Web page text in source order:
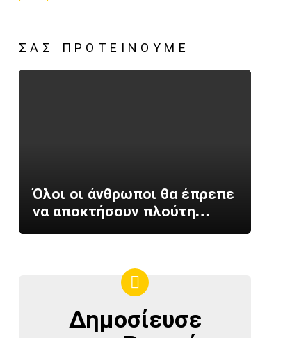
ΣΑΣ ΠΡΟΤΕΊΝΟΥΜΕ
Όλοι οι άνθρωποι θα έπρεπε
να αποκτήσουν πλούτη…
ΔΗΜΟΣΊΕΥΣΕ
ΣΤΟΝΔημοσίευσε